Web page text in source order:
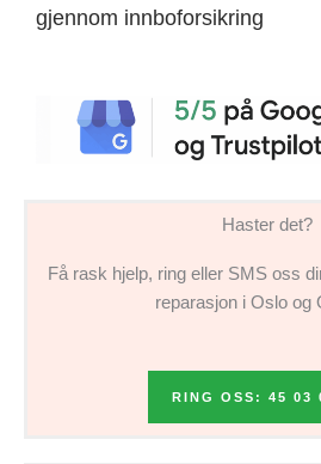
gjennom innboforsikring
Haster det?
Få rask hjelp, ring eller SMS oss
reparasjon i Oslo og
RING OSS: 45 03